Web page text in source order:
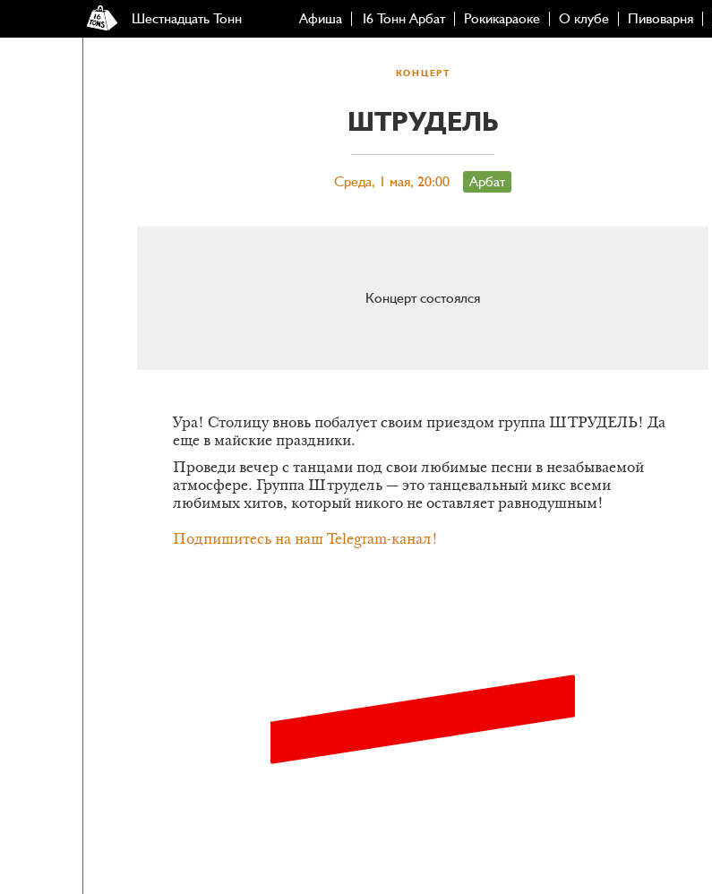
Шестнадцать Тонн Афиша 16 Тонн Арбат Рокикараоке О клубе Пивоварня
КОНЦЕРТ
ШТРУДЕЛЬ
Среда, 1 мая, 20:00 Арбат
Концерт состоялся
Ура! Столицу вновь побалует своим приездом группа ШТРУДЕЛЬ! Да
еще в майские праздники.
Проведи вечер с танцами под свои любимые песни в незабываемой
атмосфере. Группа Штрудель — это танцевальный микс всеми
любимых хитов, который никого не оставляет равнодушным!
Подпишитесь на наш Telegram-канал!